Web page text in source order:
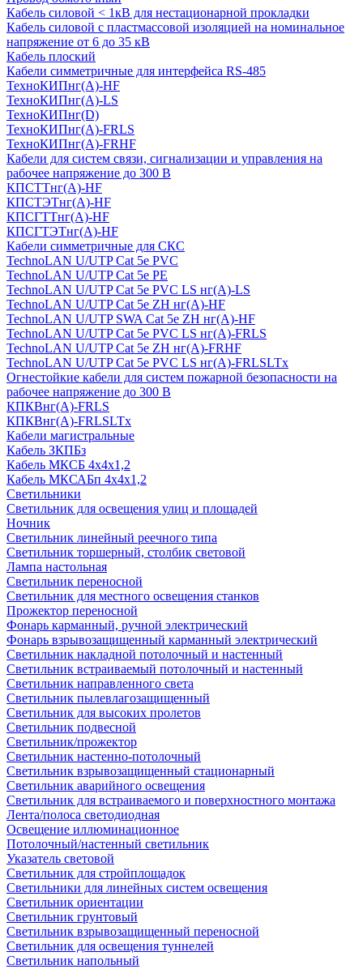
Кабель силовой < 1кВ для нестационарной прокладки
Кабель силовой с пластмассовой изоляцией на номинальное
напряжение от 6 до 35 кВ
Кабель плоский
Кабели симметричные для интерфейса RS-485
ТеxноКИПнг(A)-HF
ТеxноКИПнг(A)-LS
ТеxноКИПнг(D)
ТехноКИПнг(A)-FRLS
ТехноКИПнг(A)-FRHF
Кабели для систем связи, сигнализации и управления на
рабочее напряжение до 300 В
КПСТТнг(A)-HF
КПСТЭТнг(A)-HF
КПСГТТнг(A)-HF
КПСГТЭТнг(A)-HF
Кабели симметричные для СКС
TechnoLAN U/UTP Cat 5e PVC
TechnoLAN U/UTP Cat 5e PE
TechnoLAN U/UTP Cat 5e PVC LS нг(A)-LS
TechnoLAN U/UTP Cat 5e ZH нг(A)-HF
TechnoLAN U/UTP SWA Cat 5e ZH нг(A)-HF
TechnoLAN U/UTP Cat 5e PVC LS нг(A)-FRLS
TechnoLAN U/UTP Cat 5e ZH нг(A)-FRHF
TechnoLAN U/UTP Cat 5e PVC LS нг(A)-FRLSLTx
Огнестойкие кабели для систем пожарной безопасности на
рабочее напряжение до 300 В
КПКВнг(A)-FRLS
КПКВнг(A)-FRLSLTx
Кабели магистральные
Кабель ЗКПБз
Кабель МКСБ 4х4х1,2
Кабель МКСАБп 4х4х1,2
Светильники
Светильник для освещения улиц и площадей
Ночник
Светильник линейный реечного типа
Светильник торшерный, столбик световой
Лампа настольная
Светильник переносной
Светильник для местного освещения станков
Прожектор переносной
Фонарь карманный, ручной электрический
Фонарь взрывозащищенный карманный электрический
Светильник накладной потолочный и настенный
Светильник встраиваемый потолочный и настенный
Светильник направленного света
Светильник пылевлагозащищенный
Светильник для высоких пролетов
Светильник подвесной
Светильник/прожектор
Светильник настенно-потолочный
Светильник взрывозащищенный стационарный
Светильник аварийного освещения
Светильник для встраиваемого и поверхностного монтажа
Лента/полоса светодиодная
Освещение иллюминационное
Потолочный/настенный светильник
Указатель световой
Светильник для стройплощадок
Светильники для линейных систем освещения
Светильник ориентации
Светильник грунтовый
Светильник взрывозащищенный переносной
Светильник для освещения туннелей
Светильник напольный